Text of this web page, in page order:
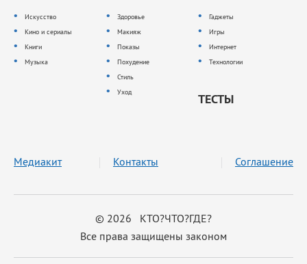
Искусство
Кино и сериалы
Книги
Музыка
Здоровье
Макияж
Показы
Похудение
Стиль
Уход
Гаджеты
Игры
Интернет
Технологии
ТЕСТЫ
© 2026 КТО?ЧТО?ГДЕ?
Все права защищены законом
Медиакит Контакты Соглашение